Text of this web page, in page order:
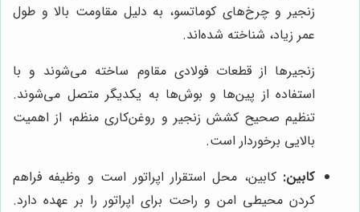
زنجیر و چرخ‌های کوماتسو، به دلیل مقاومت بالا و طول
عمر زیاد، شناخته شده‌اند.
زنجیرها از قطعات فولادی مقاوم ساخته می‌شوند و با
استفاده از پین‌ها و بوش‌ها به یکدیگر متصل می‌شوند.
تنظیم صحیح کشش زنجیر و روغن‌کاری منظم، از اهمیت
بالایی برخوردار است.
کابین: کابین، محل استقرار اپراتور است و وظیفه فراهم
کردن محیطی امن و راحت برای اپراتور را بر عهده دارد.